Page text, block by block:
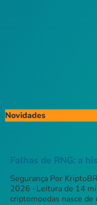
Novidades
Falhas de RNG: a
Segurança Por
2026 · Leitura de 14
criptomoedas nasce